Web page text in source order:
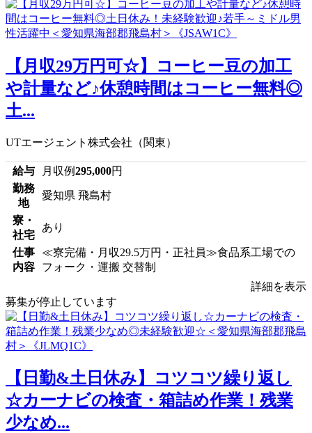
【月収29万円可☆】コーヒー豆の加工
や計量など♪休憩時間はコーヒー無料◎
土...
UTエージェント株式会社（関東）
給与 月収例295,000円
勤務
地
愛知県 飛島村
寮・
社宅
あり
仕事
内容
≪寮完備・月収29.5万円・正社員≫食品系工場での
フォーク・運搬 交替制
詳細を表示
募集が停止しています
【日勤&土日休み】コツコツ繰り返し
☆カーナビの検査・箱詰め作業！残業
少なめ...